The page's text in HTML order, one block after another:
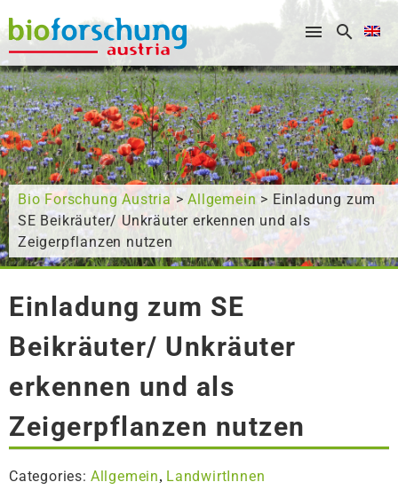
What are you looking for?
Bio Forschung Austria>Allgemein> Einladung zum
SE Beikräuter/ Unkräuter erkennen und als
Zeigerpflanzen nutzen
Einladung zum SE
Beikräuter/ Unkräuter
erkennen und als
Zeigerpflanzen nutzen
Categories: Allgemein, LandwirtInnen